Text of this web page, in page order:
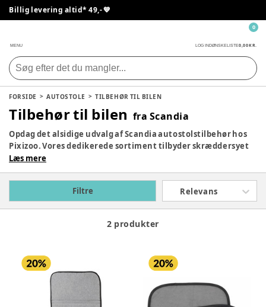
Billig levering altid* 49,- 💙
MENU LOG INDØNSKELISTE0,00 KR.
0
FORSIDE AUTOSTOLE TILBEHØR TIL BILEN
Tilbehør til bilen fra Scandia
Opdag det alsidige udvalg af Scandia autostolstilbehør hos
Pixizoo. Vores dedikerede sortiment tilbyder skræddersyet
tilbehør, der forbedrer sikkerheden og komforten under
sikkerhedselementer, komfortable tilbehørsprodukter eller
praktiske tilføjelser til din autostol, kan du finde det ideelle
Scandia autostolstilbehør, der opfylder dine behov, hos os.
Læs mere
Filtre Relevans
2 produkter